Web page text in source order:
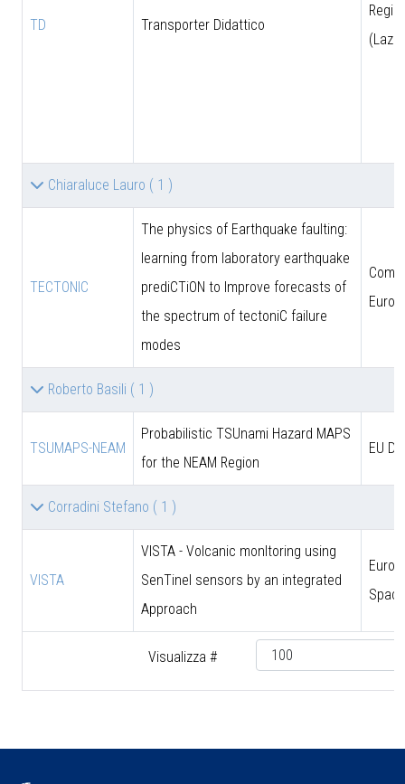
Visualizza #
TD Transporter Didattico
Chiaraluce Lauro ( 1 )
TECTONIC
The physics of Earthquake faulting:
learning from laboratory earthquake
prediCTiON to Improve forecasts of
the spectrum of tectoniC failure
modes
Roberto Basili ( 1 )
TSUMAPS-NEAM
Probabilistic TSUnami Hazard MAPS
for the NEAM Region
EU
Corradini Stefano ( 1 )
VISTA
VISTA - Volcanic monItoring using
SenTinel sensors by an integrated
Approach